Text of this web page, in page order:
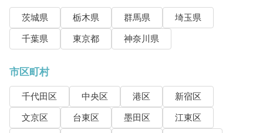
茨城県 栃木県 群馬県
埼玉県
千葉県
東京都 神奈川県
市区町村
千代田区 中央区 港区
新宿区
文京区
台東区 墨田区
江東区